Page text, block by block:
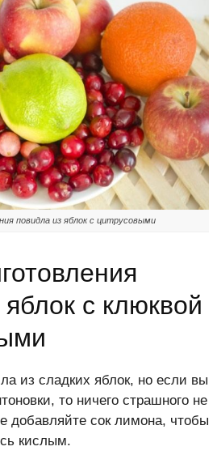
повидла из яблок с цитрусовыми
с клюквой
из сладких яблок, но если вы
то ничего страшного не
добавляйте сок лимона, чтобы
кислым.